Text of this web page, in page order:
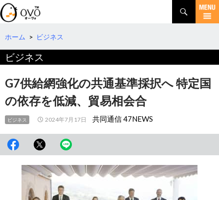
検
索
コ
テ
へ
動
ホーム > ビジネス
ビジネス
G7供給網強化の共通基準採択へ 特定国
の依存を低減、貿易相会合
ビジネス 2024年7月17日 共同通信 47NEWS